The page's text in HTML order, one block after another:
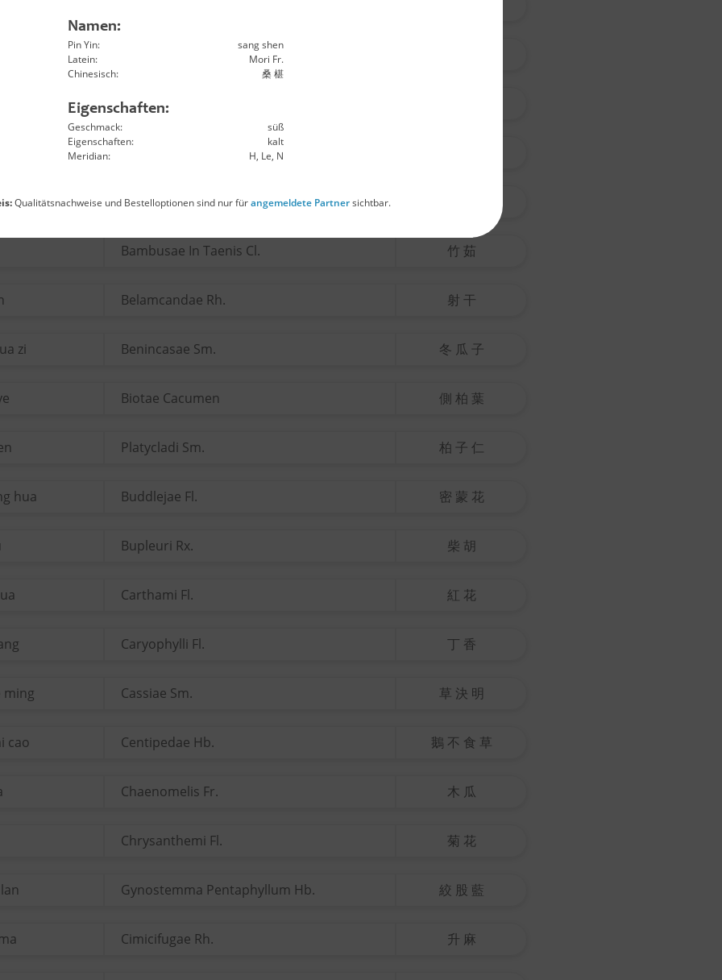
Namen:
Pin Yin:
sang shen
Latein:
Mori Fr.
Chinesisch:
桑 椹
Eigenschaften:
Geschmack:
süß
Eigenschaften:
kalt
Meridian:
H, Le, N
Qualitätsnachweise und Bestelloptionen sind nur fürangemeldete Partnersichtbar.
Aurantii Fr.
Aurantii Immaturus Fr.
ye Lophateri Hb.
Bambusae In Taenis Cl. 竹 茹
Belamcandae Rh. 射 干
zi Benincasae Sm. 冬 瓜 子
Biotae Cacumen 側 柏 葉
Platycladi Sm. 柏 子 仁
hua Buddlejae Fl. 密 蒙 花
Bupleuri Rx. 柴 胡
Carthami Fl. 紅 花
Caryophylli Fl. 丁 香
ming Cassiae Sm. 草 決 明
cao Centipedae Hb. 鵝 不 食 草
Chaenomelis Fr. 木 瓜
Chrysanthemi Fl. 菊 花
Gynostemma Pentaphyllum Hb. 絞 股 藍
Cimicifugae Rh. 升 麻